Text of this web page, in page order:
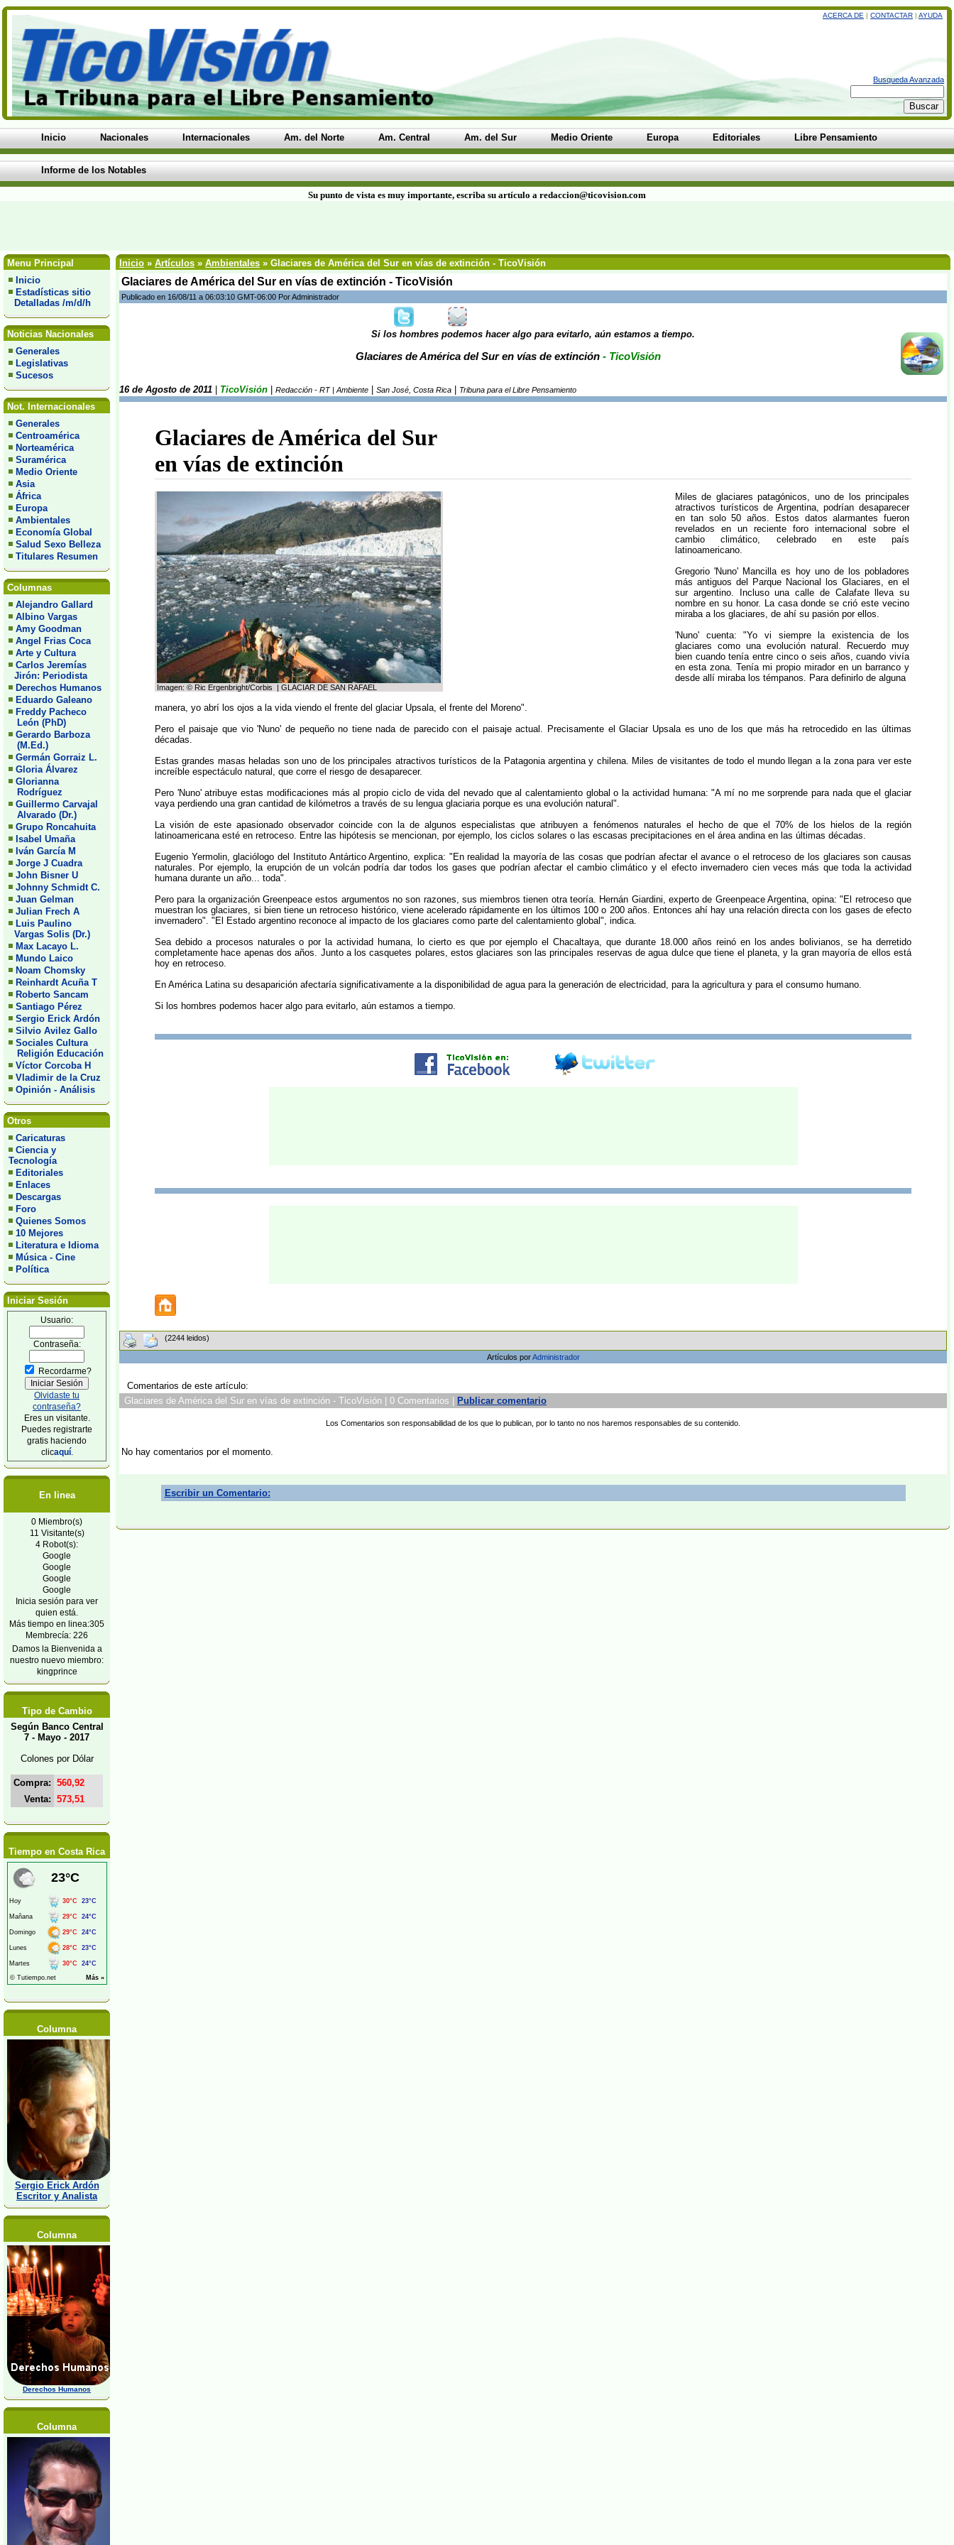
ACERCA DE | CONTACTAR | AYUDA
Busqueda Avanzada
Inicio Nacionales Internacionales Am. del Norte Am. Central Am. del Sur Medio Oriente Europa Editoriales Libre Pensamiento
Informe de los Notables
Su punto de vista es muy importante, escriba su artículo a redaccion@ticovision.com
Menu Principal
Inicio
Estadísticas sitio
Detalladas /m/d/h
Noticias Nacionales
Generales
Legislativas
Sucesos
Not. Internacionales
Generales
Centroamérica
Norteamérica
Suramérica
Medio Oriente
Asia
África
Europa
Ambientales
Economía Global
Salud Sexo Belleza
Titulares Resumen
Columnas
Alejandro Gallard
Albino Vargas
Amy Goodman
Angel Frias Coca
Arte y Cultura
Carlos Jeremías
Jirón: Periodista
Derechos Humanos
Eduardo Galeano
Freddy Pacheco
León (PhD)
Gerardo Barboza
(M.Ed.)
Germán Gorraiz L.
Gloria Álvarez
Glorianna
Rodríguez
Guillermo Carvajal
Alvarado (Dr.)
Grupo Roncahuita
Isabel Umaña
Iván García M
Jorge J Cuadra
John Bisner U
Johnny Schmidt C.
Juan Gelman
Julian Frech A
Luis Paulino
Vargas Solis (Dr.)
Max Lacayo L.
Mundo Laico
Noam Chomsky
Reinhardt Acuña T
Roberto Sancam
Santiago Pérez
Sergio Erick Ardón
Silvio Avilez Gallo
Sociales Cultura
Religión Educación
Víctor Corcoba H
Vladimir de la Cruz
Opinión - Análisis
Otros
Caricaturas
Ciencia y
Tecnología
Editoriales
Enlaces
Descargas
Foro
Quienes Somos
10 Mejores
Literatura e Idioma
Música - Cine
Política
Iniciar Sesión
Usuario:
Contraseña:
Recordarme?
Olvidaste tu
contraseña?
Eres un visitante.
Puedes registrarte
gratis haciendo
clicaquí.
En linea
0 Miembro(s)
11 Visitante(s)
4 Robot(s):
Google
Google
Google
Google
Inicia sesión para ver
quien está.
Más tiempo en linea:305
Membrecía: 226
Damos la Bienvenida a
nuestro nuevo miembro:
kingprince
Tipo de Cambio
Según Banco Central
7 - Mayo - 2017
Colones por Dólar
Compra: 560,92
Venta: 573,51
Tiempo en Costa Rica
Columna
Sergio Erick Ardón
Escritor y Analista
Columna
Derechos Humanos
Columna
Inicio » Artículos » Ambientales » Glaciares de América del Sur en vías de extinción - TicoVisión
Glaciares de América del Sur en vías de extinción - TicoVisión
Publicado en 16/08/11 a 06:03:10 GMT-06:00 Por Administrador
Si los hombres podemos hacer algo para evitarlo, aún estamos a tiempo.
Glaciares de América del Sur en vías de extinción - TicoVisión
16 de Agosto de 2011 TicoVisión Redacción - RT | Ambiente San José, Costa Rica Tribuna para el Libre Pensamiento
Glaciares de América del Sur
en vías de extinción
Imagen: © Ric Ergenbright/Corbis | GLACIAR DE SAN RAFAEL
Miles de glaciares patagónicos, uno de los principales
atractivos turísticos de Argentina, podrían desaparecer
en tan solo 50 años. Estos datos alarmantes fueron
revelados en un reciente foro internacional sobre el
cambio climático, celebrado en este país
latinoamericano.
Gregorio 'Nuno' Mancilla es hoy uno de los pobladores
más antiguos del Parque Nacional los Glaciares, en el
sur argentino. Incluso una calle de Calafate lleva su
nombre en su honor. La casa donde se crió este vecino
miraba a los glaciares, de ahí su pasión por ellos.
'Nuno' cuenta: "Yo vi siempre la existencia de los
glaciares como una evolución natural. Recuerdo muy
bien cuando tenía entre cinco o seis años, cuando vivía
en esta zona. Tenía mi propio mirador en un barranco y
desde allí miraba los témpanos. Para definirlo de alguna
manera, yo abrí los ojos a la vida viendo el frente del glaciar Upsala, el frente del Moreno".
Pero el paisaje que vio 'Nuno' de pequeño no tiene nada de parecido con el paisaje actual. Precisamente el Glaciar Upsala es uno de los que más ha retrocedido en las últimas
décadas.
Estas grandes masas heladas son uno de los principales atractivos turísticos de la Patagonia argentina y chilena. Miles de visitantes de todo el mundo llegan a la zona para ver este
increíble espectáculo natural, que corre el riesgo de desaparecer.
Pero 'Nuno' atribuye estas modificaciones más al propio ciclo de vida del nevado que al calentamiento global o la actividad humana: "A mí no me sorprende para nada que el glaciar
vaya perdiendo una gran cantidad de kilómetros a través de su lengua glaciaria porque es una evolución natural".
La visión de este apasionado observador coincide con la de algunos especialistas que atribuyen a fenómenos naturales el hecho de que el 70% de los hielos de la región
latinoamericana esté en retroceso. Entre las hipótesis se mencionan, por ejemplo, los ciclos solares o las escasas precipitaciones en el área andina en las últimas décadas.
Eugenio Yermolin, glaciólogo del Instituto Antártico Argentino, explica: "En realidad la mayoría de las cosas que podrían afectar el avance o el retroceso de los glaciares son causas
naturales. Por ejemplo, la erupción de un volcán podría dar todos los gases que podrían afectar el cambio climático y el efecto invernadero cien veces más que toda la actividad
humana durante un año... toda".
Pero para la organización Greenpeace estos argumentos no son razones, sus miembros tienen otra teoría. Hernán Giardini, experto de Greenpeace Argentina, opina: "El retroceso que
muestran los glaciares, si bien tiene un retroceso histórico, viene acelerado rápidamente en los últimos 100 o 200 años. Entonces ahí hay una relación directa con los gases de efecto
invernadero". "El Estado argentino reconoce al impacto de los glaciares como parte del calentamiento global", indica.
Sea debido a procesos naturales o por la actividad humana, lo cierto es que por ejemplo el Chacaltaya, que durante 18.000 años reinó en los andes bolivianos, se ha derretido
completamente hace apenas dos años. Junto a los casquetes polares, estos glaciares son las principales reservas de agua dulce que tiene el planeta, y la gran mayoría de ellos está
hoy en retroceso.
En América Latina su desaparición afectaría significativamente a la disponibilidad de agua para la generación de electricidad, para la agricultura y para el consumo humano.
Si los hombres podemos hacer algo para evitarlo, aún estamos a tiempo.
(2244 leidos)
Artículos porAdministrador
Comentarios de este artículo:
Glaciares de América del Sur en vías de extinción - TicoVisión | 0 Comentarios |
Publicar comentario
Los Comentarios son responsabilidad de los que lo publican, por lo tanto no nos haremos responsables de su contenido.
No hay comentarios por el momento.
Escribir un Comentario: